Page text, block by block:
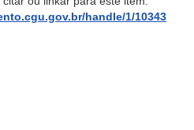
handle/1/10343